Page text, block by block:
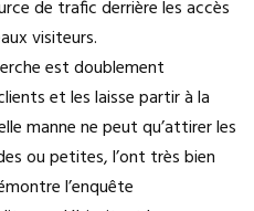
de trafic derrière les accès
visiteurs.
est doublement
et les laisse partir à la
manne ne peut qu’attirer les
ou petites, l’ont très bien
l’enquête